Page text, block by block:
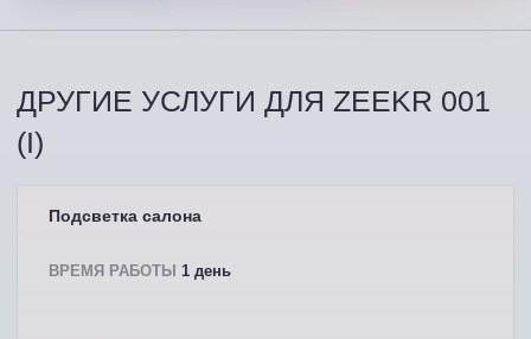
ДРУГИЕ УСЛУГИ ДЛЯ ZEEKR 001
(I)
Подсветка салона
ВРЕМЯ РАБОТЫ 1 день